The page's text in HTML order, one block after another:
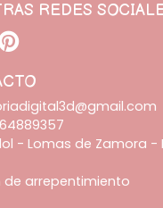
REDES
- Lomas de Zamora -
de arrepentimiento